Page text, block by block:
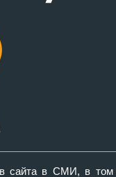
сайта в СМИ, в том